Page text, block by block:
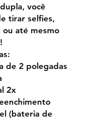
você
tirar selfies,
até mesmo
de 2 polegadas
2x
(bateria de